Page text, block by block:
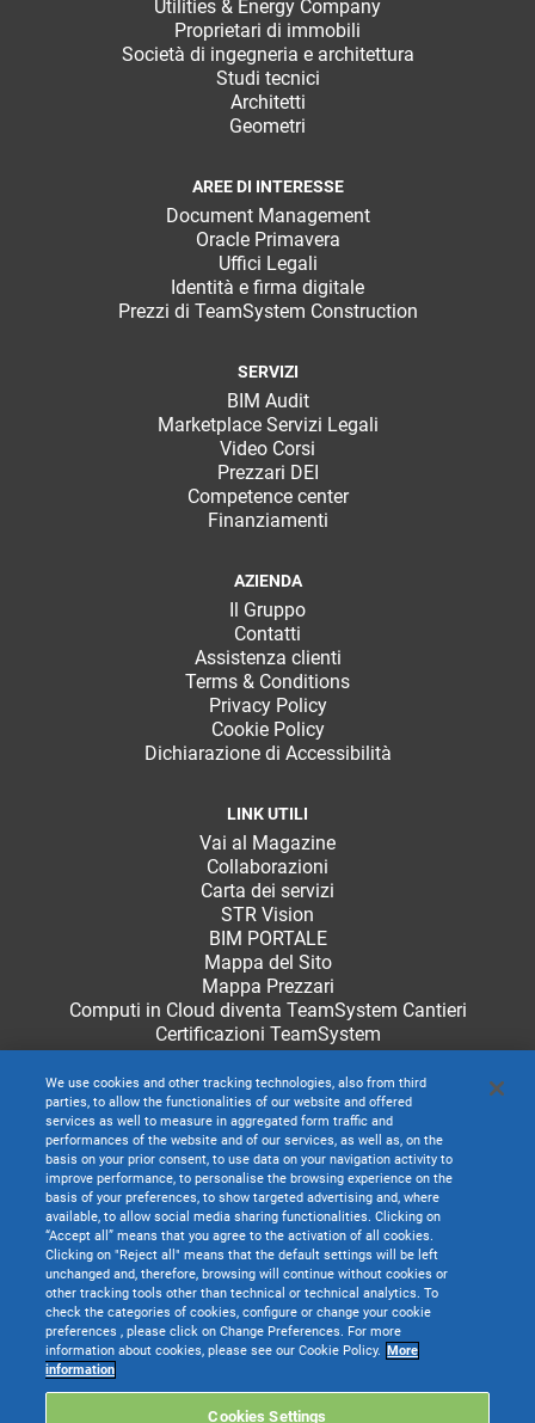
Utilities & Energy Company
Proprietari di immobili
Società di ingegneria e architettura
Studi tecnici
Architetti
Geometri
AREE DI INTERESSE
Document Management
Oracle Primavera
Uffici Legali
Identità e firma digitale
Prezzi di TeamSystem Construction
SERVIZI
BIM Audit
Marketplace Servizi Legali
Video Corsi
Prezzari DEI
Competence center
Finanziamenti
AZIENDA
Il Gruppo
Contatti
Assistenza clienti
Terms & Conditions
Privacy Policy
Cookie Policy
Dichiarazione di Accessibilità
LINK UTILI
Vai al Magazine
Collaborazioni
Carta dei servizi
STR Vision
BIM PORTALE
Mappa del Sito
Mappa Prezzari
Computi in Cloud diventa TeamSystem Cantieri
Certificazioni TeamSystem
TeamSystem S.p.A. società con socio unico soggetta all’attività di direzione e
coordinamento di TeamSystem Holdco S.p.A. - Cap. Soc. € 24.000.000 I.v. -
C.C.I.A.A. delle Marche - P.I. 01035310414
We use cookies and other tracking technologies, also from third
parties, to allow the functionalities of our website and offered
services as well to measure in aggregated form traffic and
performances of the website and of our services, as well as, on the
basis on your prior consent, to use data on your navigation activity to
improve performance, to personalise the browsing experience on the
basis of your preferences, to show targeted advertising and, where
available, to allow social media sharing functionalities. Clicking on
“Accept all” means that you agree to the activation of all cookies.
Clicking on "Reject all" means that the default settings will be left
unchanged and, therefore, browsing will continue without cookies or
other tracking tools other than technical or technical analytics. To
check the categories of cookies, configure or change your cookie
preferences , please click on Change Preferences. For more
information about cookies, please see our Cookie Policy. More
information
Cookies Settings